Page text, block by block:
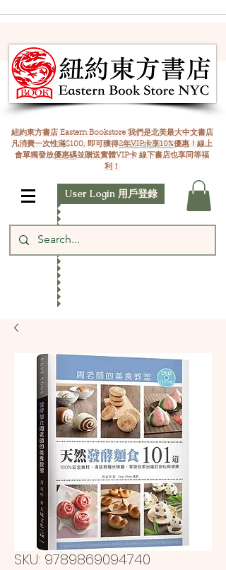
紐約東方書店 Eastern Bookstore 我們是北美最大中文書店
凡消費一次性滿$100, 即可獲得2年VIP卡享10%優惠！線上
會單獨發放優惠碼並贈送實體VIP卡 線下書店也享同等福
利！
User Login 用戶登錄
SKU: 9789869094740